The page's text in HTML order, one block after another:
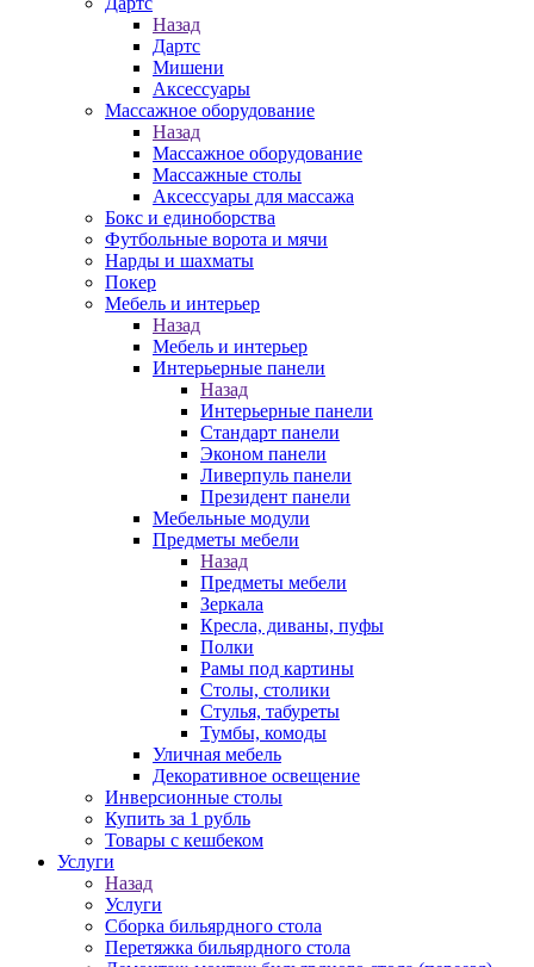
Назад
Дартс
Мишени
Аксессуары
Массажное оборудование
Назад
Массажное оборудование
Массажные столы
Аксессуары для массажа
Бокс и единоборства
Футбольные ворота и мячи
Нарды и шахматы
Покер
Мебель и интерьер
Назад
Мебель и интерьер
Интерьерные панели
Назад
Интерьерные панели
Стандарт панели
Эконом панели
Ливерпуль панели
Президент панели
Мебельные модули
Предметы мебели
Назад
Предметы мебели
Зеркала
Кресла, диваны, пуфы
Полки
Рамы под картины
Столы, столики
Стулья, табуреты
Тумбы, комоды
Уличная мебель
Декоративное освещение
Инверсионные столы
Купить за 1 рубль
Товары с кешбеком
Услуги
Назад
Услуги
Сборка бильярдного стола
Перетяжка бильярдного стола